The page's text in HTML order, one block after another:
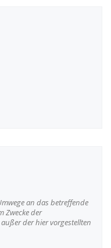
an das betreffende
Zwecke der
der hier vorgestellten